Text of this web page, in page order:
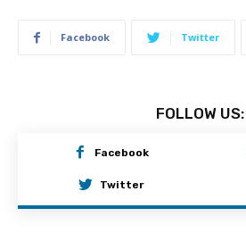
Facebook Twitter
FOLLOW US:
Facebook
Twitter